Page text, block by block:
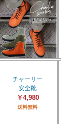
チャーリー
安全靴
￥4,980
送料無料